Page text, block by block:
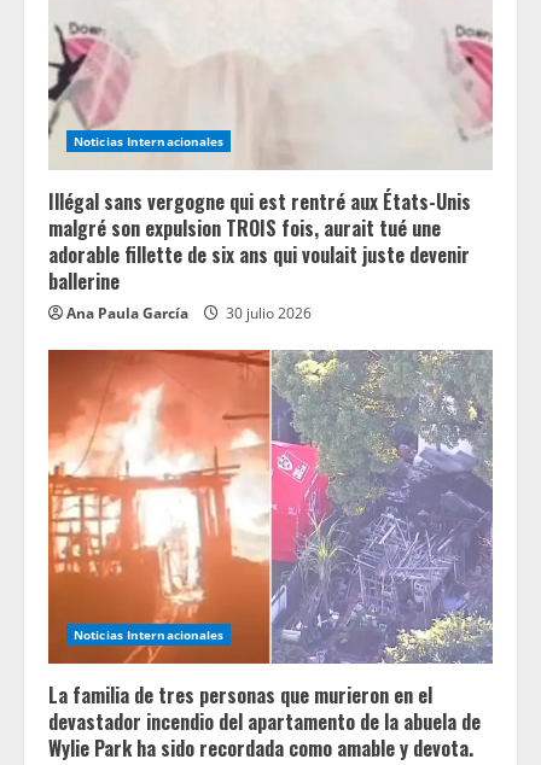
a
d
i
n
g
Noticias Internacionales
Illégal sans vergogne qui est rentré aux États-Unis
malgré son expulsion TROIS fois, aurait tué une
adorable fillette de six ans qui voulait juste devenir
ballerine
Ana Paula García 30 julio 2026
Noticias Internacionales
La familia de tres personas que murieron en el
devastador incendio del apartamento de la abuela de
Wylie Park ha sido recordada como amable y devota.